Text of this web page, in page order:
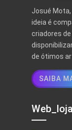
Josué
ideia é
criadores
de ótimos
SAIBA
Web_loja